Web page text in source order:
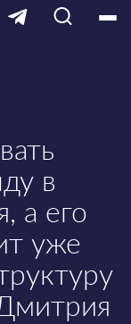
в
а его
уже